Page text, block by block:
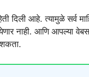
दिली आहे. त्यामुळे सर्व
नाही. आणि आपल्या